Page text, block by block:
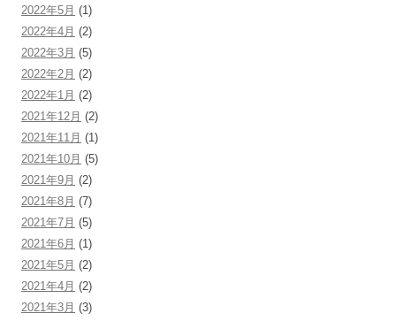
2022年5月 (1)
2022年4月 (2)
2022年3月 (5)
2022年2月 (2)
2022年1月 (2)
2021年12月 (2)
2021年11月 (1)
2021年10月 (5)
2021年9月 (2)
2021年8月 (7)
2021年7月 (5)
2021年6月 (1)
2021年5月 (2)
2021年4月 (2)
2021年3月 (3)